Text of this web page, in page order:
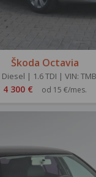
Škoda Octavia
| 1.6 TDI | VIN:
4 300 € od 15 €/mes.